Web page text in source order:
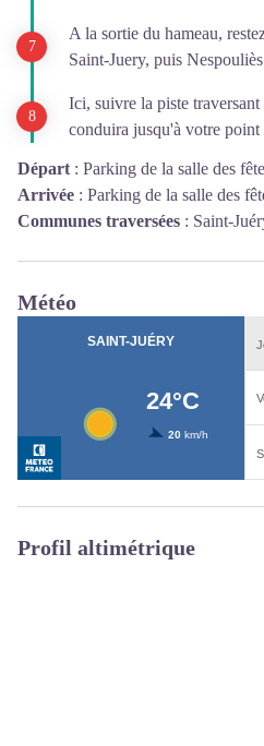
A la sortie du hameau,
Saint-Juery, puis
Ici, suivre la piste
conduira jusqu'à votre point
Départ : Parking de la salle des
Arrivée : Parking de la salle des
Communes traversées : Saint-
Météo
Profil altimétrique